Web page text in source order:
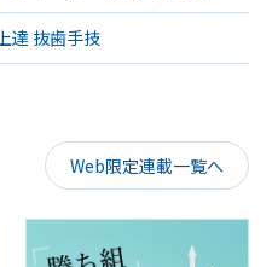
と進化
達 抜歯手技
Web限定連載一覧へ